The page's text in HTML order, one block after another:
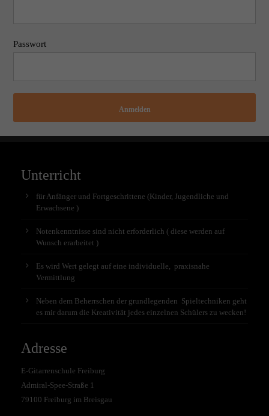
Passwort
Anmelden
Unterricht
für Anfänger und Fortgeschrittene (Kinder, Jugendliche und
Erwachsene )
Notenkenntnisse sind nicht erforderlich ( diese werden auf
Wunsch erarbeitet )
Es wird Wert gelegt auf eine individuelle, praxisnahe
Vermittlung
Neben dem Beherrschen der grundlegenden Spieltechniken geht
es mir darum die Kreativität jedes einzelnen Schülers zu wecken!
Adresse
E-Gitarrenschule Freiburg
Admiral-Spee-Straße 1
79100 Freiburg im Breisgau